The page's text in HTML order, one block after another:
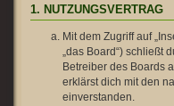
1. NUTZUNGSVERTRAG
Mit dem Zugriff auf
„das Board“) schließt
Betreiber des Boards
erklärst dich mit den
einverstanden.